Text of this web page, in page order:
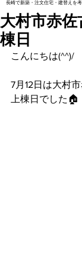
長崎で新築・注文住宅・建替えを
大村市赤
棟日
こんにちは(^^)/
7月12日は大村
上棟日でした🏠